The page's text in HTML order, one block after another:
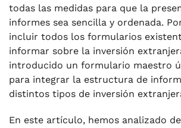
todas las medidas para que la
informes sea sencilla y ordenada.
incluir todos los formularios
informar sobre la inversión
introducido un formulario maestro
para integrar la estructura de
distintos tipos de inversión
En este artículo, hemos analizado